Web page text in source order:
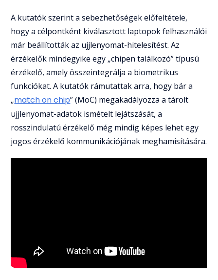
A kutatók szerint a sebezhetőségek előfeltétele,
hogy a célpontként kiválasztott laptopok felhasználói
már beállították az ujjlenyomat-hitelesítést. Az
érzékelők mindegyike egy „chipen találkozó” típusú
érzékelő, amely összeintegrálja a biometrikus
funkciókat. A kutatók rámutattak arra, hogy bár a
„match on chip” (MoC) megakadályozza a tárolt
ujjlenyomat-adatok ismételt lejátszását, a
rosszindulatú érzékelő még mindig képes lehet egy
jogos érzékelő kommunikációjának meghamisítására.